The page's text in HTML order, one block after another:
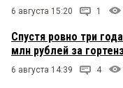
6 августа 15:20 1
Спустя ровно три
млн рублей за
6 августа 14:39 4